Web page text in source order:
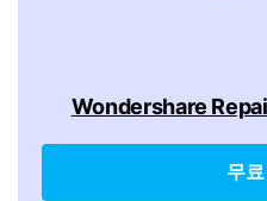
Wondershare
무